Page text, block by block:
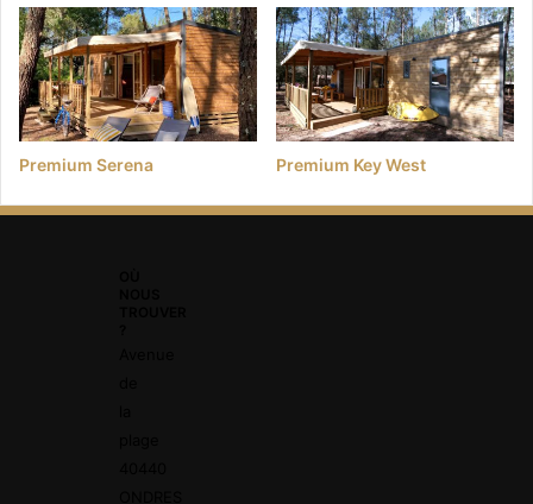
Premium Serena Premium Key West